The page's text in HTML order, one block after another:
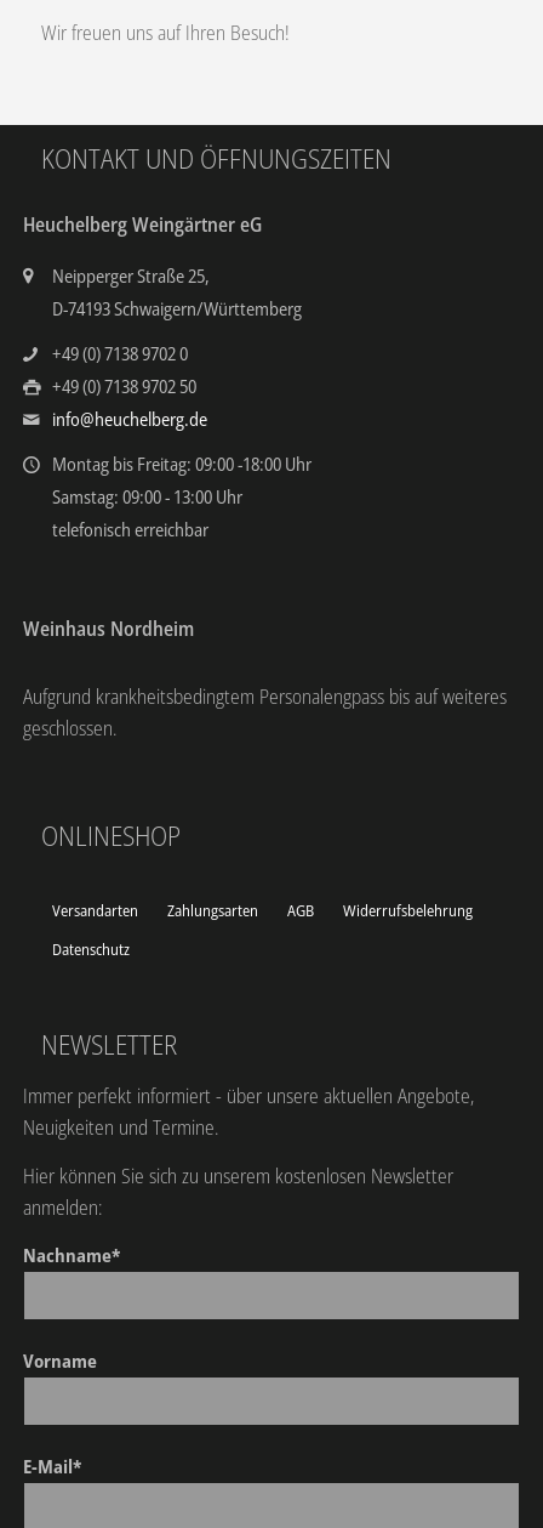
Wir freuen uns auf Ihren Besuch!
KONTAKT UND ÖFFNUNGSZEITEN
Heuchelberg Weingärtner eG
Neipperger Straße 25,
D-74193 Schwaigern/Württemberg
+49 (0) 7138 9702 0
+49 (0) 7138 9702 50
info@heuchelberg.de
Montag bis Freitag: 09:00 -18:00 Uhr
Samstag: 09:00 - 13:00 Uhr
telefonisch erreichbar
Weinhaus Nordheim
Aufgrund krankheitsbedingtem Personalengpass bis auf weiteres
geschlossen.
ONLINESHOP
Versandarten Zahlungsarten AGB
Widerrufsbelehrung
Datenschutz
NEWSLETTER
Immer perfekt informiert - über unsere aktuellen Angebote,
Neuigkeiten und Termine.
Hier können Sie sich zu unserem kostenlosen Newsletter
anmelden:
Nachname*
Vorname
E-Mail*